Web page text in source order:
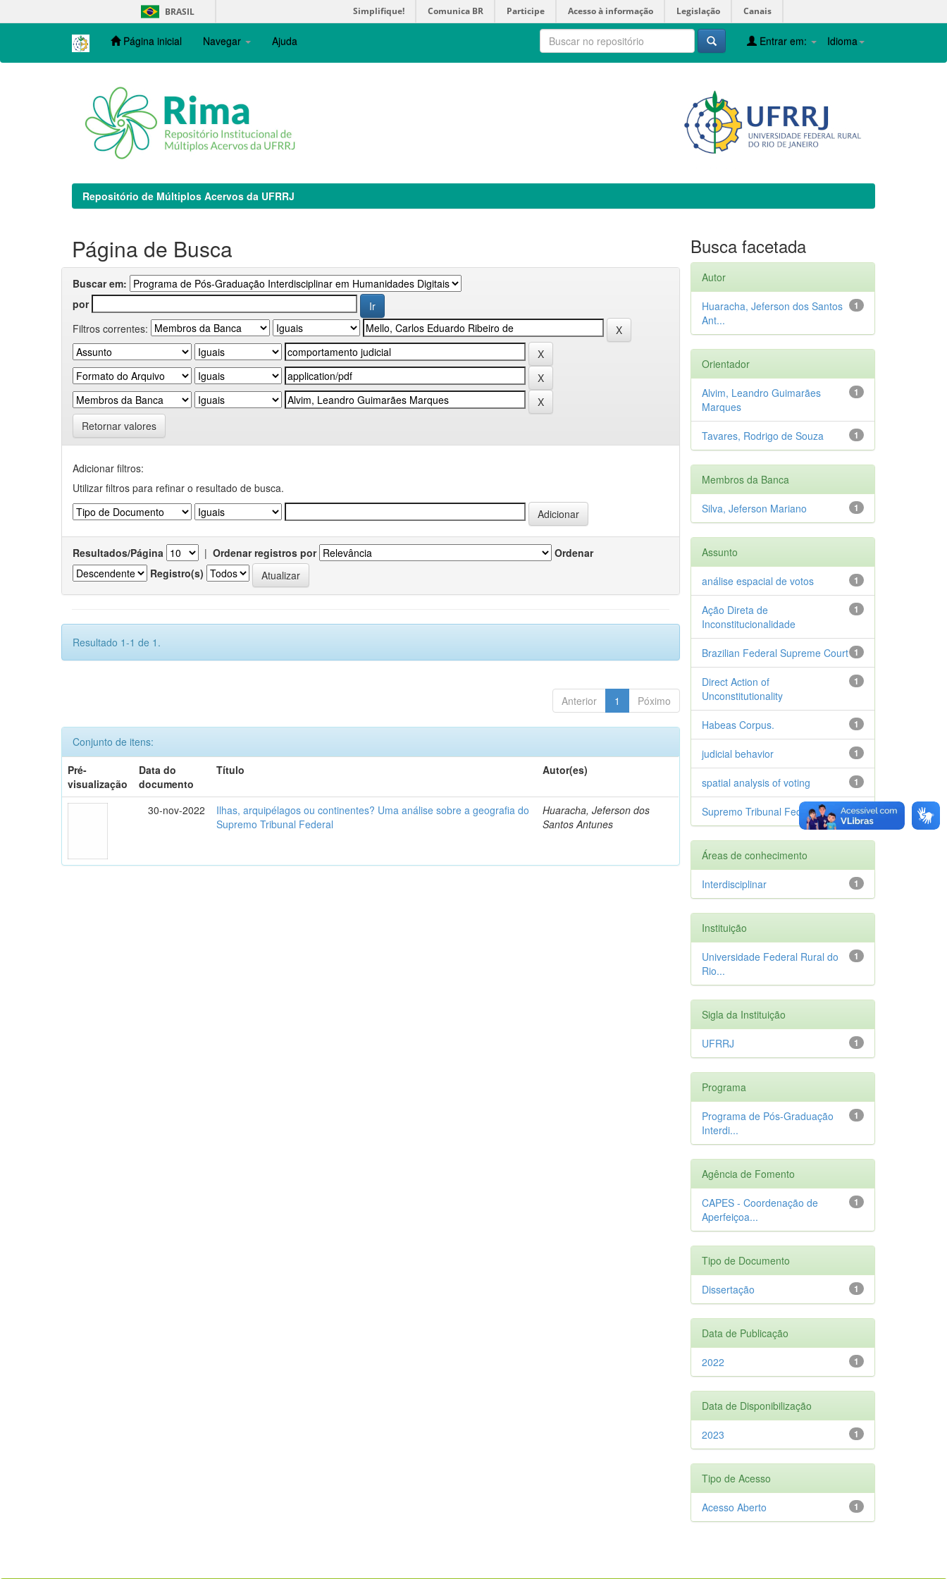
navigation
BRASIL Simplifique! Comunica BR Participe Acesso à informação Legislação Canais
Página inicial Navegar Ajuda Idioma
Entrar em:
Repositório de Múltiplos Acervos da UFRRJ
Página de Busca
Buscar em:
por
Filtros correntes:
Retornar valores
Adicionar filtros:
Utilizar filtros para refinar o resultado de busca.
Resultados/Página | Ordenar registros por
Ordenar
Registro(s)
Resultado 1-1 de 1.
Anterior 1 Póximo
Conjunto de itens:
Pré-
visualização
Data do
documento
Título Autor(es)
30-nov-2022
Ilhas, arquipélagos ou continentes? Uma análise sobre a geografia do
Supremo Tribunal Federal
Huaracha, Jeferson dos
Santos Antunes
Busca facetada
Autor
1
Huaracha, Jeferson dos Santos
Ant...
Orientador
1
Alvim, Leandro Guimarães
Marques
1
Tavares, Rodrigo de Souza
Membros da Banca
1
Silva, Jeferson Mariano
Assunto
1
análise espacial de votos
1
Ação Direta de
Inconstitucionalidade
1
Brazilian Federal Supreme Court
1
Direct Action of
Unconstitutionality
1
Habeas Corpus.
1
judicial behavior
1
spatial analysis of voting
1
Supremo Tribunal Federal
Áreas de conhecimento
1
Interdisciplinar
Instituição
1
Universidade Federal Rural do
Rio...
Sigla da Instituição
1
UFRRJ
Programa
1
Programa de Pós-Graduação
Interdi...
Agência de Fomento
1
CAPES - Coordenação de
Aperfeiçoa...
Tipo de Documento
1
Dissertação
Data de Publicação
1
2022
Data de Disponibilização
1
2023
Tipo de Acesso
1
Acesso Aberto